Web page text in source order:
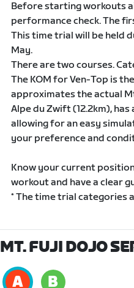
Before starting workouts
performance check. The
This time trial will be held
May.
There are two courses.
The KOM for Ven-Top is
approximates the actual
Alpe du Zwift (12.2km),
allowing for an easy
your preference and
Know your current
workout and have a clear
* The time trial categories
MT. FUJI DOJO